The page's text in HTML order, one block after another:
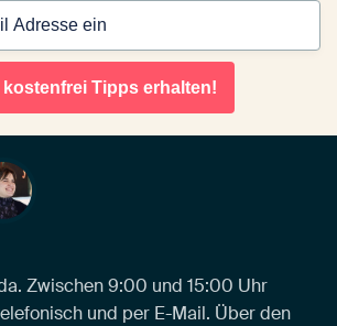
Tipps erhalten!
Zwischen 9:00 und 15:00 Uhr
und per E-Mail. Über den